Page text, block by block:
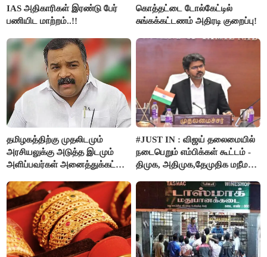
IAS அதிகாரிகள் இரண்டு பேர்
பணியிட மாற்றம்..!!
கொத்தட்டை டோல்கேட்டில்
சுங்கக்கட்டணம் அதிரடி குறைப்பு!
தமிழகத்திற்கு முதலிடமும்
அரசியலுக்கு அடுத்த இடமும்
அளிப்பவர்கள் அனைத்துக்கட்சி
பங்கேற்பார்கள் - மாணிக்கம்
தாகூர்..!!
#JUST IN : விஜய் தலைமையில்
நடைபெறும் எம்பிக்கள் கூட்டம் -
திமுக, அதிமுக,தேமுதிக மநீம